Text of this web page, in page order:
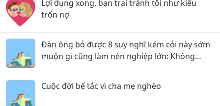
Lợi dụng xong, bạn trai tránh tôi như kiểu
trốn nợ
Đàn ông bỏ được 8 suy nghĩ kém cỏi này sớm
muộn gì cũng làm nên nghiệp lớn: Không
dẫm được cả đời
Cuộc đời bế tắc vì cha mẹ nghèo